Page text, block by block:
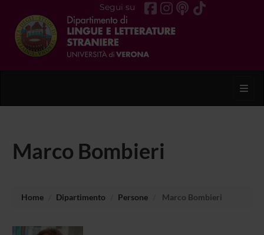
Segui su
Marco Bombieri
Home Dipartimento Persone Marco Bombieri